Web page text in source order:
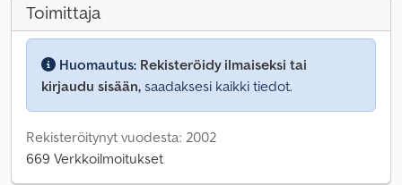
Toimittaja
Huomautus: Rekisteröidy ilmaiseksi tai
kirjaudu sisään, saadaksesi kaikki tiedot.
Rekisteröitynyt vuodesta: 2002
669 Verkkoilmoitukset